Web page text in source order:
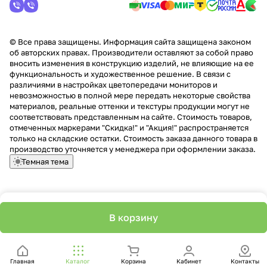
В корзину
Главная Каталог Корзина Кабинет Контакты
© Все права защищены. Информация сайта защищена законом
об авторских правах. Производители оставляют за собой право
вносить изменения в конструкцию изделий, не влияющие на ее
функциональность и художественное решение. В связи с
различиями в настройках цветопередачи мониторов и
невозможностью в полной мере передать некоторые свойства
материалов, реальные оттенки и текстуры продукции могут не
соответствовать представленным на сайте. Стоимость товаров,
отмеченных маркерами "Скидка!" и "Акция!" распространяется
только на складские остатки. Стоимость заказа данного товара в
производство уточняется у менеджера при оформлении заказа.
Темная тема